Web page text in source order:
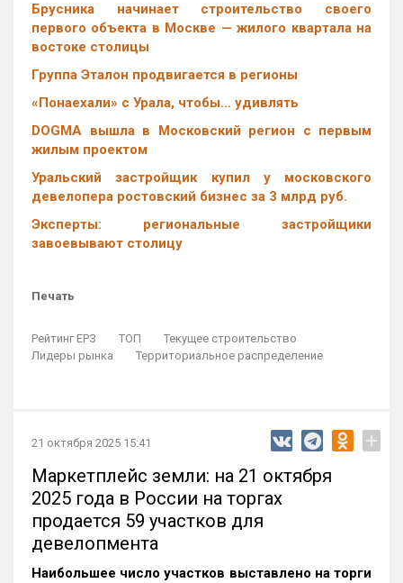
Брусника начинает строительство своего
первого объекта в Москве — жилого квартала на
востоке столицы
Группа Эталон продвигается в регионы
«Понаехали» с Урала, чтобы… удивлять
DOGMA вышла в Московский регион с первым
жилым проектом
Уральский застройщик купил у московского
девелопера ростовский бизнес за 3 млрд руб.
Эксперты: региональные застройщики
завоевывают столицу
Печать
Рейтинг ЕРЗ ТОП
Текущее строительство
Лидеры рынка
Территориальное распределение
21 октября 2025 15:41 +
Маркетплейс земли: на 21 октября
2025 года в России на торгах
продается 59 участков для
девелопмента
Наибольшее число участков выставлено на торги